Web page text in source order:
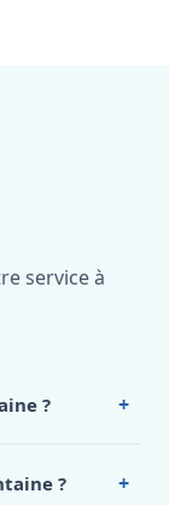
service à
? +
? +